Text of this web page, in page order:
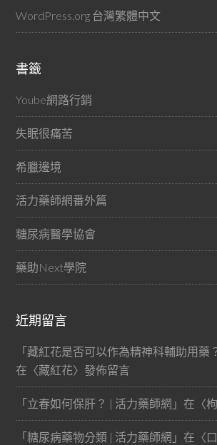
WordPress.org 台灣繁體中文
書籤
Yoube網路行銷
失眠很痛苦
希臘邊境
活力藥師網番外篇
糖尿病醫學協會
藥助Next學院
近期留言
「藏紅花是否可以作為精神科輔助用藥
在〈藏紅花〉發佈留言
「立春如何保肝？ | 活力藥師網 」在〈
「糖尿病藥物分類 | 活力藥師網 」在〈